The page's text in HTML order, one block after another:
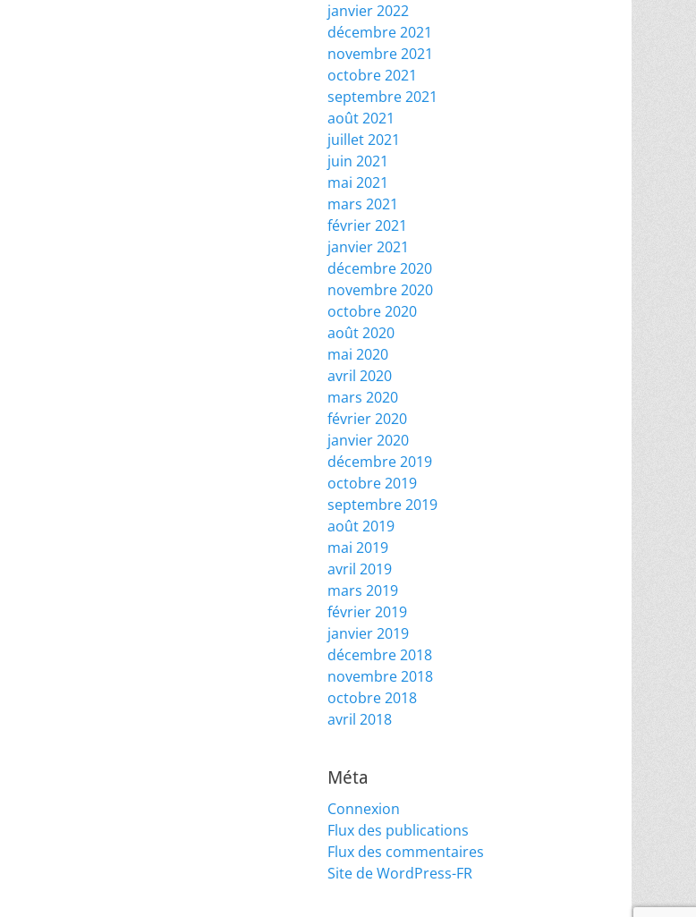
janvier 2022
décembre 2021
novembre 2021
octobre 2021
septembre 2021
août 2021
juillet 2021
juin 2021
mai 2021
mars 2021
février 2021
janvier 2021
décembre 2020
novembre 2020
octobre 2020
août 2020
mai 2020
avril 2020
mars 2020
février 2020
janvier 2020
décembre 2019
octobre 2019
septembre 2019
août 2019
mai 2019
avril 2019
mars 2019
février 2019
janvier 2019
décembre 2018
novembre 2018
octobre 2018
avril 2018
Méta
Connexion
Flux des publications
Flux des commentaires
Site de WordPress-FR